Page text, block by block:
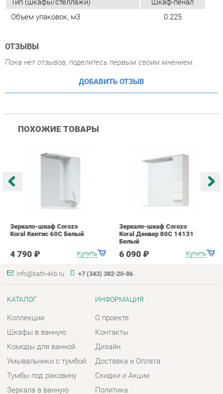
ДОБАВИТЬ ОТЗЫВ
ПОХОЖИЕ ТОВАРЫ
Зеркало-шкаф Corozo
Koral Кентис 60С Белый
4 790 ₽
Koral Денвер 80С 14131
КАТАЛОГ
Шкафы в ванную
Тумбы под раковину
Умывальники
Экраны
ИНФОРМАЦИЯ
О проекте
Контакты
Скидки и Акции
Гарантия
Помощь
ГОРОДА
Весь мир
КОНТАКТЫ
Шоурум и склад самовывоза